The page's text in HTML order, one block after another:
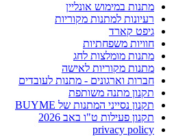
מתנות במימוש אונליין
רעיונות למתנות מקוריות
גיפט קארד
חוויות משפחתיות
מתנות מומלצות לחג
מתנות מקוריות לאישה
חברות וארגונים - מתנות לעובדים
תקנון מתנה משותפת
תקנון נסייני המתנות של BUYME
תקנון פעילות ט"ו באב 2026
privacy policy